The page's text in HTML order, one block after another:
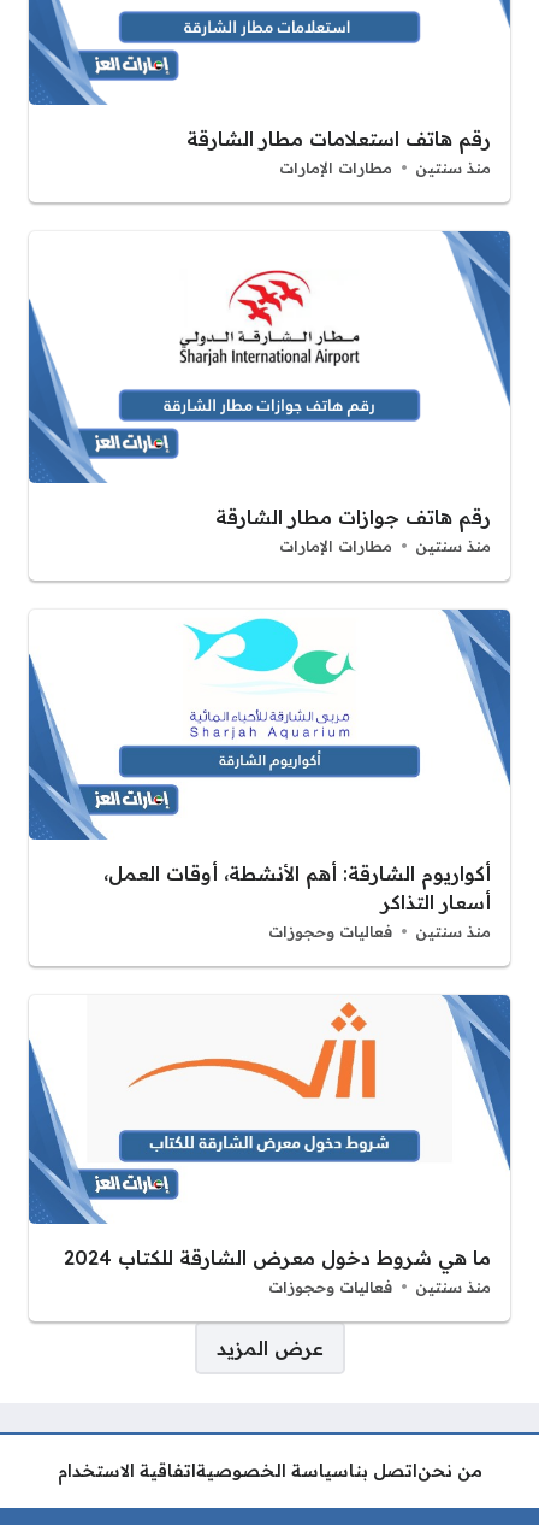
رقم هاتف استعلامات مطار الشارقة
منذ سنتين مطارات الإمارات
رقم هاتف جوازات مطار الشارقة
منذ سنتين مطارات الإمارات
أكواريوم الشارقة: أهم الأنشطة، أوقات العمل،
أسعار التذاكر
منذ سنتين فعاليات وحجوزات
ما هي شروط دخول معرض الشارقة للكتاب 2024
منذ سنتين فعاليات وحجوزات
عرض المزيد
من نحناتصل بناسياسة الخصوصيةاتفاقية الاستخدام